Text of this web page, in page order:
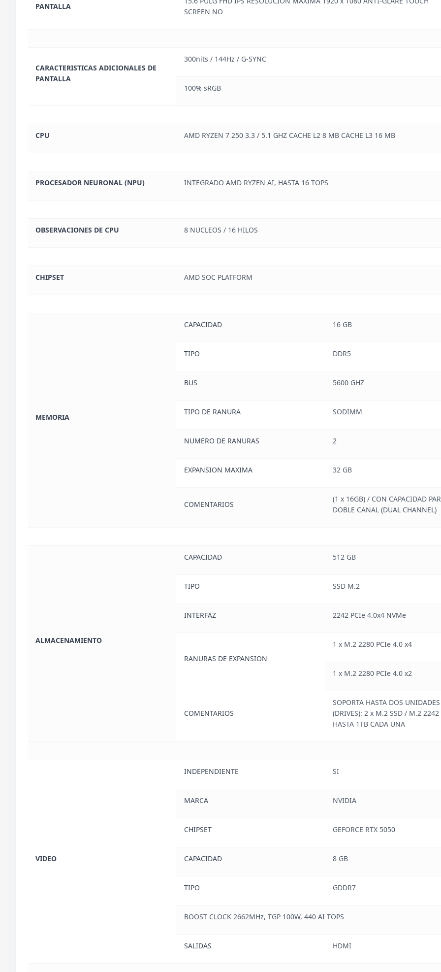
PANTALLA
SCREEN NO
CARACTERISTICAS ADICIONALES DE
PANTALLA
300nits / 144Hz / G-SYNC
100% sRGB
CPU AMD RYZEN 7 250 3.3 / 5.1 GHZ CACHE L2 8 MB CACHE L3 16 MB
PROCESADOR NEURONAL (NPU) INTEGRADO AMD RYZEN AI, HASTA 16 TOPS
OBSERVACIONES DE CPU 8 NUCLEOS / 16 HILOS
CHIPSET AMD SOC PLATFORM
MEMORIA
CAPACIDAD 16 GB
TIPO DDR5
BUS 5600 GHZ
TIPO DE RANURA SODIMM
NUMERO DE RANURAS 2
EXPANSION MAXIMA 32 GB
COMENTARIOS
(1 x 16GB) / CON CAPACIDAD
DOBLE CANAL (DUAL CHANNEL)
ALMACENAMIENTO
CAPACIDAD 512 GB
TIPO SSD M.2
INTERFAZ 2242 PCIe 4.0x4 NVMe
RANURAS DE EXPANSION
1 x M.2 2280 PCIe 4.0 x4
1 x M.2 2280 PCIe 4.0 x2
COMENTARIOS
SOPORTA HASTA DOS UNIDADES
(DRIVES): 2 x M.2 SSD / M.2 2242
HASTA 1TB CADA UNA
VIDEO
INDEPENDIENTE SI
MARCA NVIDIA
CHIPSET GEFORCE RTX 5050
CAPACIDAD 8 GB
TIPO GDDR7
BOOST CLOCK 2662MHz, TGP 100W, 440 AI TOPS
SALIDAS HDMI